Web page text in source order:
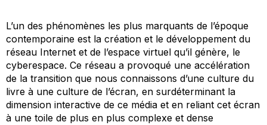
L’un des phénomènes les plus marquants de l’époque
contemporaine est la création et le développement du
réseau Internet et de l’espace virtuel qu’il génère, le
cyberespace. Ce réseau a provoqué une accélération
de la transition que nous connaissons d’une culture du
livre à une culture de l’écran, en surdéterminant la
dimension interactive de ce média et en reliant cet écran
à une toile de plus en plus complexe et dense